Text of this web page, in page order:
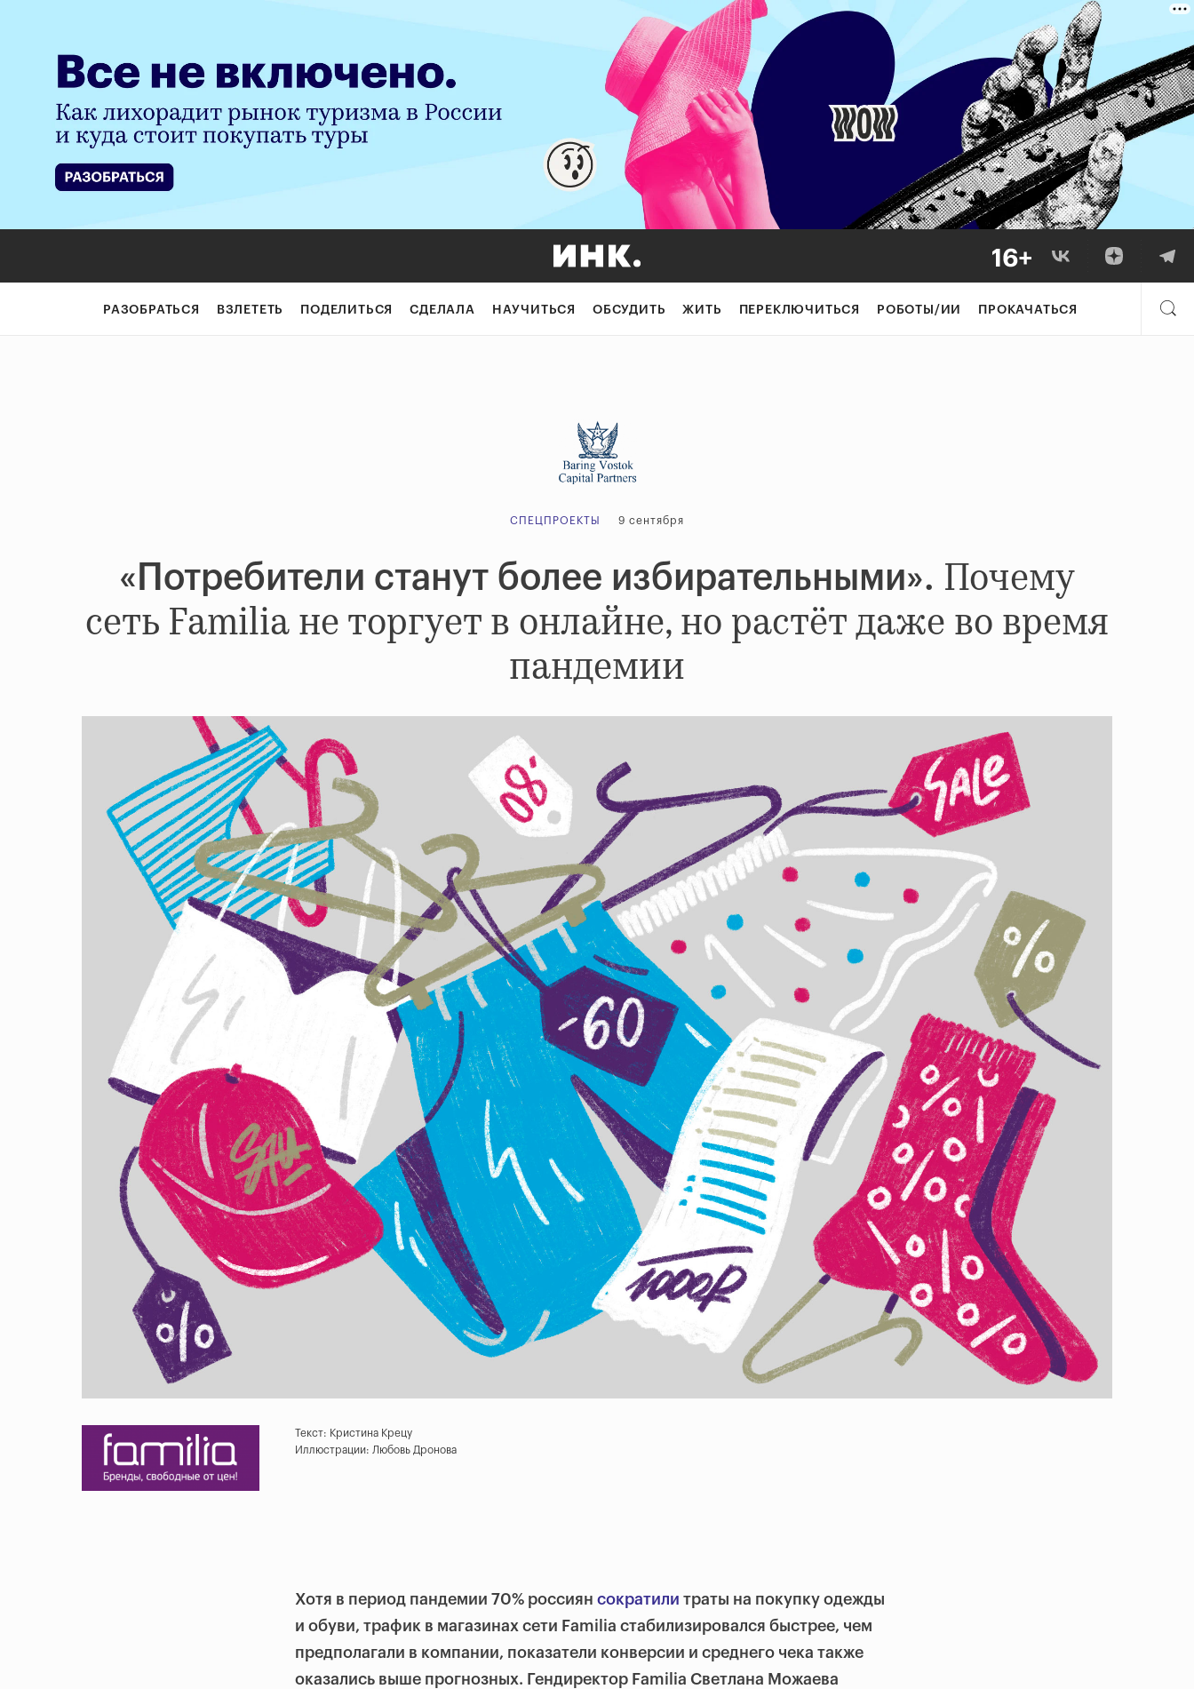
«Потребители станут более избирательными».
РАЗОБРАТЬСЯ ВЗЛЕТЕТЬ ПОДЕЛИТЬСЯ СДЕЛАЛА НАУЧИТЬСЯ ОБСУДИТЬ ЖИТЬ ПЕРЕКЛЮЧИТЬСЯ РОБОТЫ/ИИ ПРОКАЧАТЬСЯ
СПЕЦПРОЕКТЫ 9 сентября
«Потребители станут более избирательными». Почему
сеть Familia не торгует в онлайне, но растёт даже во время
пандемии
Текст: Кристина Крецу
Иллюстрации: Любовь Дронова
Хотя в период пандемии 70% россиян сократили траты на покупку одежды
и обуви, трафик в магазинах сети Familia стабилизировался быстрее, чем
предполагали в компании, показатели конверсии и среднего чека также
оказались выше прогнозных. Гендиректор Familia Светлана Можаева